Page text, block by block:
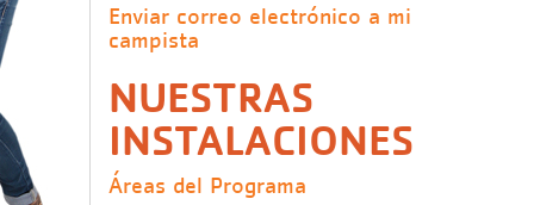
Enviar correo electrónico a mi
campista
NUESTRAS
INSTALACIONES
Áreas del Programa